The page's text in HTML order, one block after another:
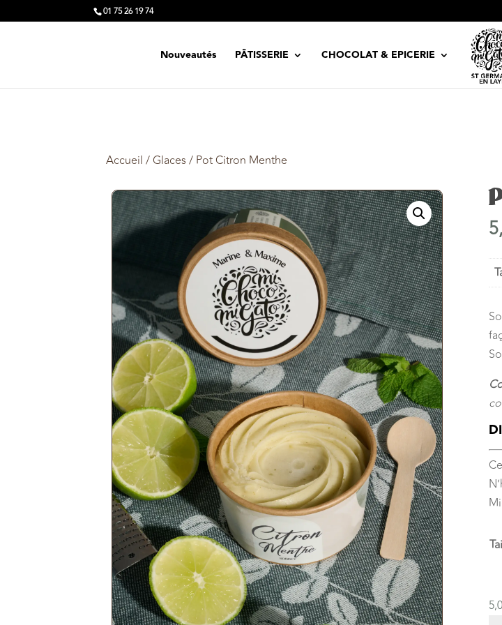
01 75 26 19 74
Nouveautés PÂTISSERIE CHOCOLAT & EPICERIE
Accueil /Glaces / Pot Citron Menthe